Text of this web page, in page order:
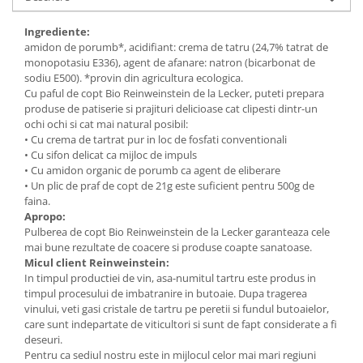
Budinca bio
Indulcitori bio
Inghetata bio si decoratiuni
Ingrediente bio pentru copt
Masline bio si antipasti
Antipasti bio
Masline bio
Pesto bio
Musli si terci
Fulgi din cereale bio
Musli bio
Terci bio
Orez bio si leguminoase
Legume bio
Legume bio in conserva
Orez bio
Ingrediente:
amidon de porumb*, acidifiant: crema de tatru (24,7% tatrat de
monopotasiu E336), agent de afanare: natron (bicarbonat de
sodiu E500). *provin din agricultura ecologica.
Cu paful de copt Bio Reinweinstein de la Lecker, puteti prepara
produse de patiserie si prajituri delicioase cat clipesti dintr-un
ochi ochi si cat mai natural posibil:
• Cu crema de tartrat pur in loc de fosfati conventionali
• Cu sifon delicat ca mijloc de impuls
• Cu amidon organic de porumb ca agent de eliberare
• Un plic de praf de copt de 21g este suficient pentru 500g de
faina.
Apropo:
Pulberea de copt Bio Reinweinstein de la Lecker garanteaza cele
mai bune rezultate de coacere si produse coapte sanatoase.
Micul client Reinweinstein:
In timpul productiei de vin, asa-numitul tartru este produs in
timpul procesului de imbatranire in butoaie. Dupa tragerea
vinului, veti gasi cristale de tartru pe peretii si fundul butoaielor,
care sunt indepartate de viticultori si sunt de fapt considerate a fi
deseuri.
Pentru ca sediul nostru este in mijlocul celor mai mari regiuni